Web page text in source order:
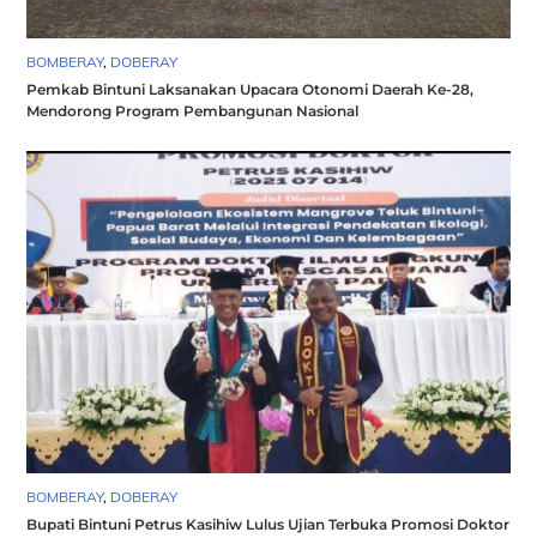
BOMBERAY, DOBERAY
Pemkab Bintuni Laksanakan Upacara Otonomi Daerah Ke-28,
Mendorong Program Pembangunan Nasional
BOMBERAY, DOBERAY
Bupati Bintuni Petrus Kasihiw Lulus Ujian Terbuka Promosi Doktor